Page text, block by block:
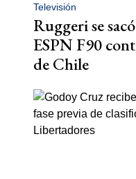
Televisión
Ruggeri se
ESPN F90
de Chile